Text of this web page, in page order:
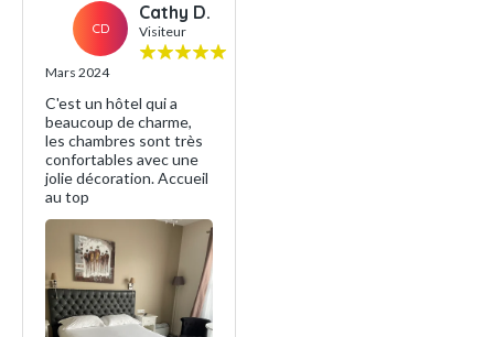
CD
Cathy D.
Visiteur
Mars 2024
C'est un hôtel qui a
beaucoup de charme,
les chambres sont très
confortables avec une
jolie décoration. Accueil
au top